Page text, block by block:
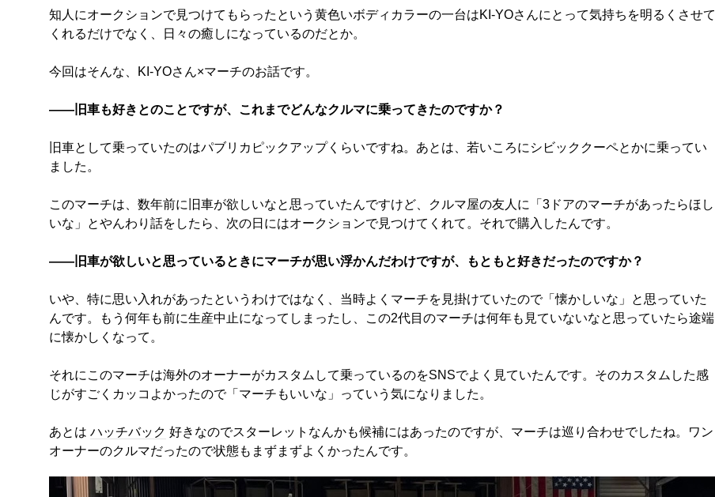
知人にオークションで見つけてもらったという黄色いボディカラーの一台はKI-YOさんにとって気持ちを明るくさせて
くれるだけでなく、日々の癒しになっているのだとか。
今回はそんな、KI-YOさん×マーチのお話です。
――旧車も好きとのことですが、これまでどんなクルマに乗ってきたのですか？
旧車として乗っていたのはパブリカピックアップくらいですね。あとは、若いころにシビッククーペとかに乗ってい
ました。
このマーチは、数年前に旧車が欲しいなと思っていたんですけど、クルマ屋の友人に「3ドアのマーチがあったらほし
いな」とやんわり話をしたら、次の日にはオークションで見つけてくれて。それで購入したんです。
――旧車が欲しいと思っているときにマーチが思い浮かんだわけですが、もともと好きだったのですか？
いや、特に思い入れがあったというわけではなく、当時よくマーチを見掛けていたので「懐かしいな」と思っていた
んです。もう何年も前に生産中止になってしまったし、この2代目のマーチは何年も見ていないなと思っていたら途端
に懐かしくなって。
それにこのマーチは海外のオーナーがカスタムして乗っているのをSNSでよく見ていたんです。そのカスタムした感
じがすごくカッコよかったので「マーチもいいな」っていう気になりました。
あとは ハッチバック 好きなのでスターレットなんかも候補にはあったのですが、マーチは巡り合わせでしたね。ワン
オーナーのクルマだったので状態もまずまずよくかったんです。